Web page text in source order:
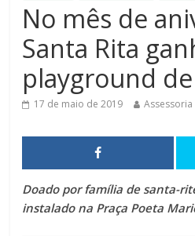
No mês de
Santa Rita
playground
17 de maio de 2019 Assessoria
Doado por família de santa-
instalado na Praça Poeta